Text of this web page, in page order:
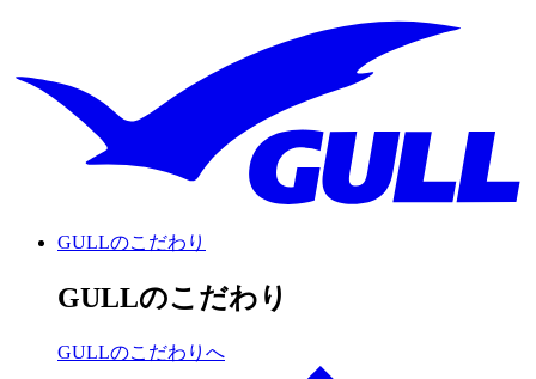
GULLのこだわり
GULLのこだわり
GULLのこだわりへ